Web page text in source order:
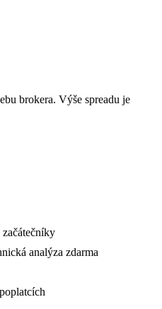
brokera. Výše spreadu je
analýza zdarma